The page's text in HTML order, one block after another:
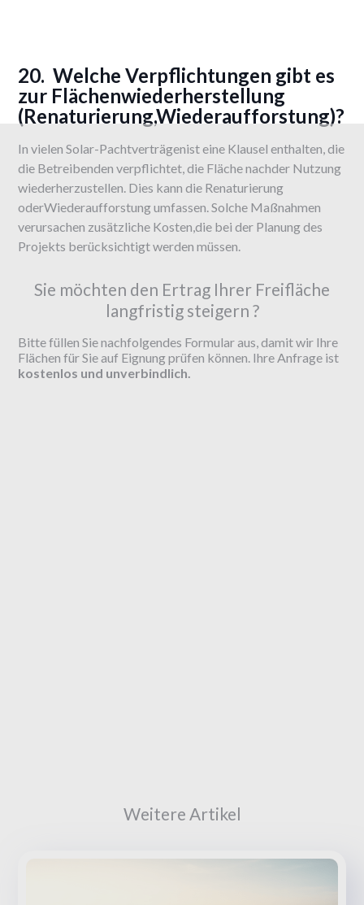
20. Welche Verpflichtungen gibt es
zur Flächenwiederherstellung
(Renaturierung,Wiederaufforstung)?
In vielen Solar-Pachtverträgenist eine Klausel enthalten, die
die Betreibenden verpflichtet, die Fläche nachder Nutzung
wiederherzustellen. Dies kann die Renaturierung
oderWiederaufforstung umfassen. Solche Maßnahmen
verursachen zusätzliche Kosten,die bei der Planung des
Projekts berücksichtigt werden müssen.
Sie möchten den Ertrag Ihrer Freifläche
langfristig steigern ?
Bitte füllen Sie nachfolgendes Formular aus, damit wir Ihre
Flächen für Sie auf Eignung prüfen können. Ihre Anfrage ist
kostenlos und unverbindlich.
Weitere Artikel